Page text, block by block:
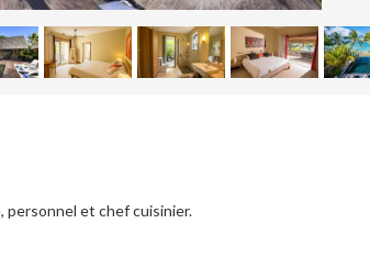
personnel et chef cuisinier.